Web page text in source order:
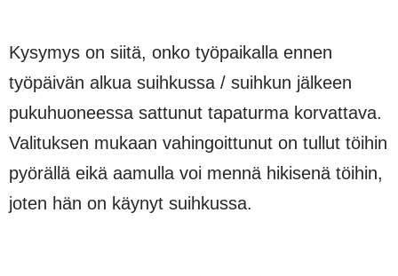
Kysymys on siitä, onko työpaikalla ennen
työpäivän alkua suihkussa / suihkun jälkeen
pukuhuoneessa sattunut tapaturma korvattava.
Valituksen mukaan vahingoittunut on tullut töi­hin
pyörällä eikä aamulla voi mennä hikisenä töihin,
joten hän on käynyt suihkussa.